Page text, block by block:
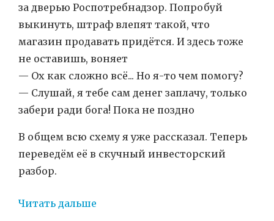
за дверью Роспотребнадзор. Попробуй
выкинуть, штраф влепят такой, что
магазин продавать придётся. И здесь тоже
не оставишь, воняет
— Ох как сложно всё... Но я-то чем помогу?
— Слушай, я тебе сам денег заплачу, только
забери ради бога! Пока не поздно
В общем всю схему я уже рассказал. Теперь
переведём её в скучный инвесторский
разбор.
Читать дальше